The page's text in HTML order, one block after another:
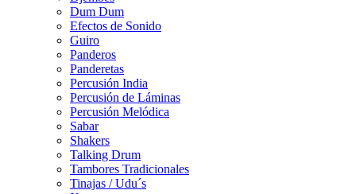
Dum Dum
Efectos de Sonido
Guiro
Panderos
Panderetas
Percusión India
Percusión de Láminas
Percusión Melódica
Sabar
Shakers
Talking Drum
Tambores Tradicionales
Tinajas / Udu´s